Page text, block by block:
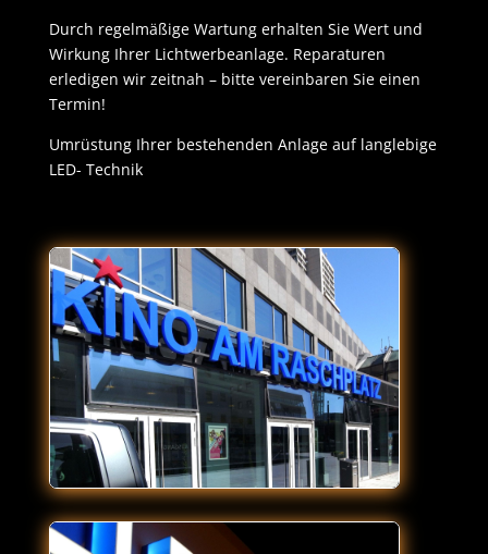
Durch regelmäßige Wartung erhalten Sie Wert und
Wirkung Ihrer Lichtwerbeanlage. Reparaturen
erledigen wir zeitnah – bitte vereinbaren Sie einen
Termin!
Umrüstung Ihrer bestehenden Anlage auf langlebige
LED- Technik